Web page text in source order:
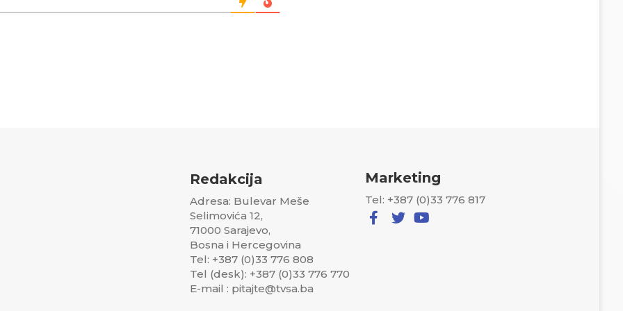
Redakcija
Adresa: Bulevar Meše
Selimovića 12,
71000 Sarajevo,
Bosna i Hercegovina
Tel: +387 (0)33 776 808
Tel (desk): +387 (0)33 776 770
E-mail : pitajte@tvsa.ba
Marketing
Tel: +387 (0)33 776 817